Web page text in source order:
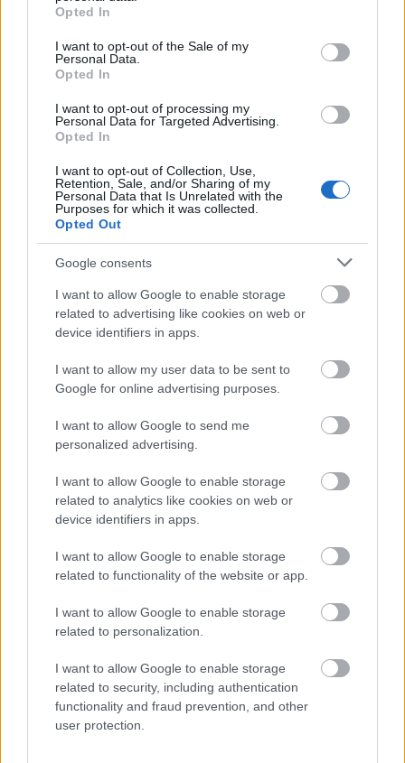
use your data for below specified purposes in below Google
consent section.
Opted In
I want to opt-out of the Sale of my
Personal Data.
Opted In
I want to opt-out of processing my
Personal Data for Targeted Advertising.
Opted In
I want to opt-out of Collection, Use,
Retention, Sale, and/or Sharing of my
Personal Data that Is Unrelated with the
Purposes for which it was collected.
Opted Out
Google consents
I want to allow Google to enable storage
related to advertising like cookies on web or
device identifiers in apps.
I want to allow my user data to be sent to
Google for online advertising purposes.
I want to allow Google to send me
personalized advertising.
I want to allow Google to enable storage
related to analytics like cookies on web or
device identifiers in apps.
I want to allow Google to enable storage
related to functionality of the website or app.
I want to allow Google to enable storage
related to personalization.
I want to allow Google to enable storage
related to security, including authentication
functionality and fraud prevention, and other
user protection.
Megosztás
Messengeren
Itt állíthatod be , hogy a Google
keresőben könnyebben megtaláld a
glamour.hu cikkeit